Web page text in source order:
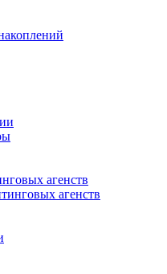
агенств
агенств